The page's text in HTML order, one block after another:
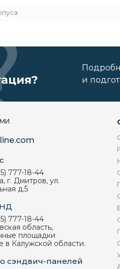
и
777-18-44
г. Дмитров, ул.
д.5
777-18-44
область,
площадки
в Калужской области.
сэндвич-панелей